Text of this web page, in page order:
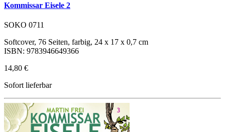
Kommissar Eisele 2
SOKO 0711
Softcover, 76 Seiten, farbig, 24 x 17 x 0,7 cm
ISBN: 9783946649366
14,80 €
Sofort lieferbar